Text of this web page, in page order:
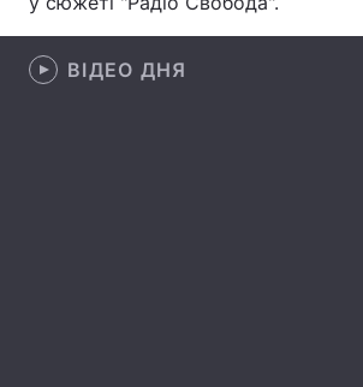
Екологія
Лонгріди
ВІДЕО ДНЯ